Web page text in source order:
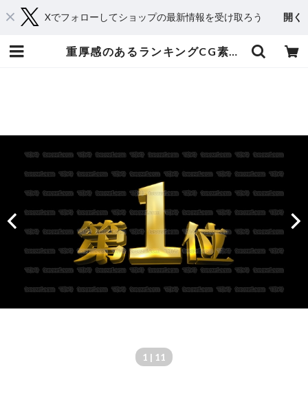
Xでフォローしてショップの最新情報を受け取ろう 開く
重厚感のあるランキングCG素材 10位〜1位 ゴールド | てれそ
1 | 11